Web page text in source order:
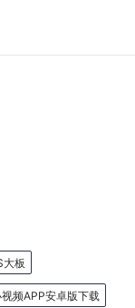
大板
频APP安卓版下载